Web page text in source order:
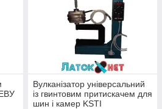
Вулканізатор універсальний
із гвинтовим притискачем для
шин і камер KSTI